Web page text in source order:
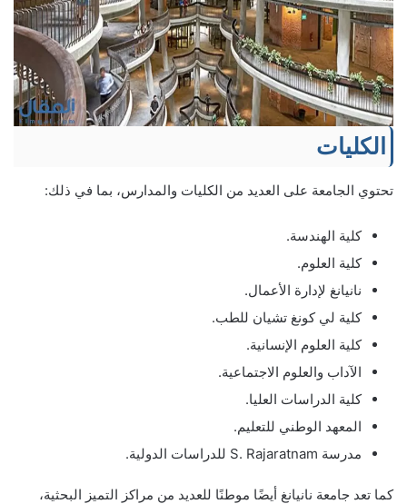
الكليات
تحتوي الجامعة على العديد من الكليات والمدارس، بما في ذلك:
كلية الهندسة.
كلية العلوم.
نانيانغ لإدارة الأعمال.
كلية لي كونغ تشيان للطب.
كلية العلوم الإنسانية.
الآداب والعلوم الاجتماعية.
كلية الدراسات العليا.
المعهد الوطني للتعليم.
مدرسة S. Rajaratnam للدراسات الدولية.
كما تعد جامعة نانيانغ أيضًا موطنًا للعديد من مراكز التميز البحثية،